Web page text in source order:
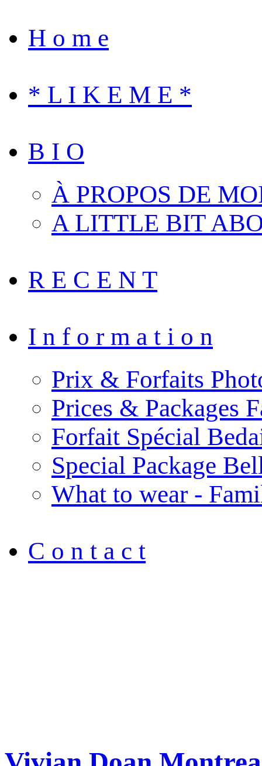
H o m e
* L I K E M E *
B I O
À PROPOS DE
A LITTLE BIT
R E C E N T
I n f o r m a t i o n
Prix & Forfaits
Prices & Packages
Forfait Spécial
Special Package
What to wear -
C o n t a c t